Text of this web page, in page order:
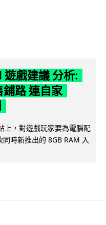
戲建議 分析:
路 連自家
，對遊戲玩家要為電腦配
時新推出的 8GB RAM 入